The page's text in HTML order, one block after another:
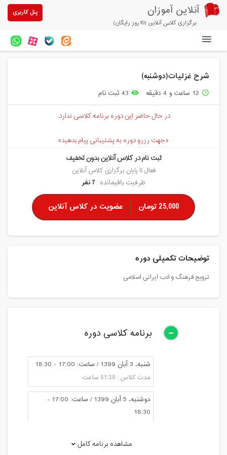
آنلاین آموزان
برگزاری کلاس آنلاین (10روز رایگان)
پنل کاربری
آزمون های آنلاین
مقالات آنلاین آموزان
خرید سرویس کلاس آنلاین
پیشنهادهای ویژه
تخفیفهای مشارکتی
درباره ما
شرح غزلیات(دوشنبه)
access_time 12 ساعت و 4 دقیقه remove_red_eye 43 ثبت نام
در حال حاضر این دوره برنامه کلاسی ندارد.
«جهت رزرو دوره به پشتیبانی پیام بدهید»
ثبت نام در کلاس آنلاین بدون تخفیف
فعال تا پایان برگزاری کلاس آنلاین
ظرفیت باقیمانده : 7 نفر
25,000 تومان عضویت در کلاس آنلاین
توضیحات تکمیلی دوره
ترویج فرهنگ و ادب ایرانی اسلامی
برنامه کلاسی دوره
شنبه، 3 آبان 1399 / ساعت: 17:00 - 18:30
مدت کلاس : 01:30 ساعت
دوشنبه، 5 آبان 1399 / ساعت: 17:00 -
18:30
مشاهده برنامه کامل